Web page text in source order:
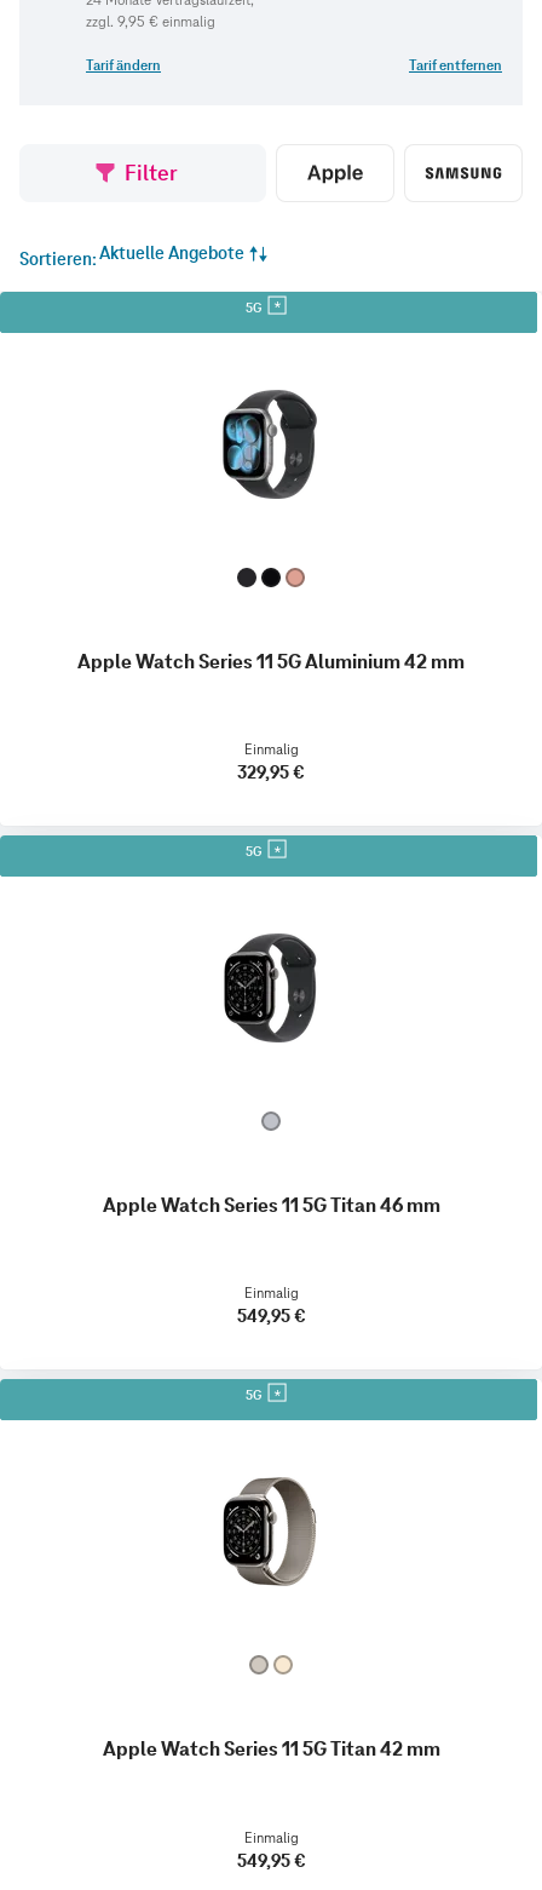
zzgl. 9,95 € einmalig
Tarif ändern Tarif entfernen
Filter
Sortieren Aktuelle Angebote
5G
Apple Watch Series 11 5G Aluminium 42 mm
Einmalig
329,95 €
5G
Apple Watch Series 11 5G Titan 46 mm
Einmalig
549,95 €
5G
Apple Watch Series 11 5G Titan 42 mm
Einmalig
549,95 €